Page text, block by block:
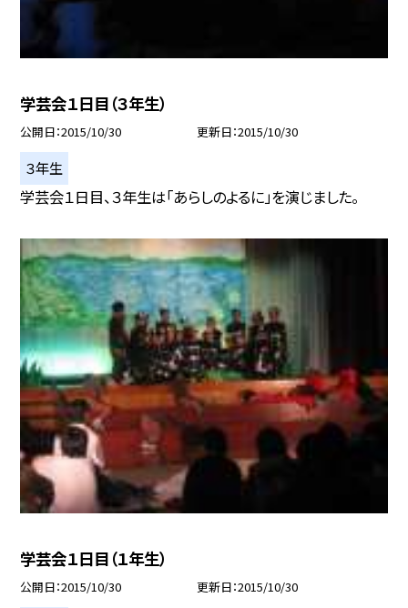
学芸会１日目（３年生）
公開日 2015/10/30 更新日 2015/10/30
３年生
学芸会１日目、３年生は「あらしのよるに」を演じました。
学芸会１日目（１年生）
公開日 2015/10/30 更新日 2015/10/30